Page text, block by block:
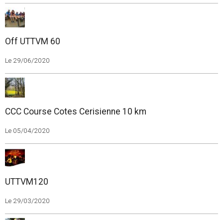
Off UTTVM 60
Le 29/06/2020
CCC Course Cotes Cerisienne 10 km
Le 05/04/2020
UTTVM120
Le 29/03/2020